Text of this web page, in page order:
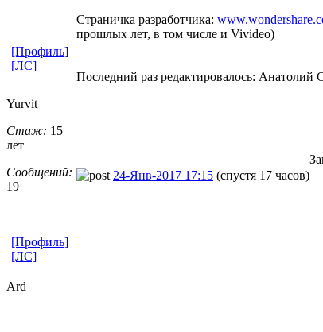
Cтраничка разработчика:
прошлых лет, в том числе и Vivideo)
Последний раз редактировалось: Анатолий
[Профиль]
[ЛС]
Yurvit
Стаж: 15
лет
Сообщений:
19
24-Янв-2017 17:15 (спустя 17 часов)
[Профиль]
[ЛС]
Ard